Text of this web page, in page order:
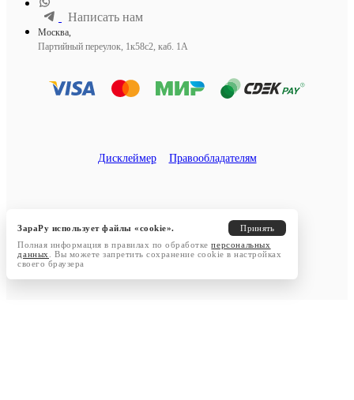
Написать нам
Москва,
Партийный переулок, 1к58с2, каб. 1А
Дисклеймер Правообладателям
ЗараРу использует файлы «cookie».
Принять
Полная информация в правилах по обработкеперсональных
данных
. Вы можете запретить сохранение cookie в настройках
своего браузера